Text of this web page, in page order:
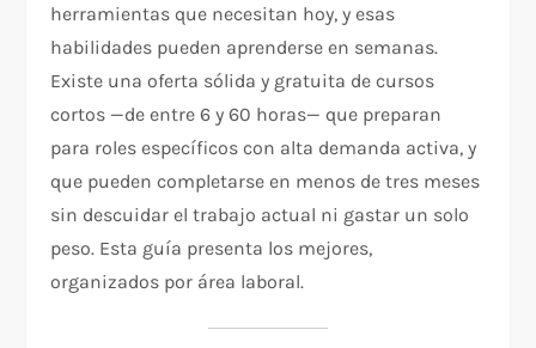
herramientas que necesitan hoy, y esas
habilidades pueden aprenderse en semanas.
Existe una oferta sólida y gratuita de cursos
cortos —de entre 6 y 60 horas— que preparan
para roles específicos con alta demanda activa, y
que pueden completarse en menos de tres meses
sin descuidar el trabajo actual ni gastar un solo
peso. Esta guía presenta los mejores,
organizados por área laboral.